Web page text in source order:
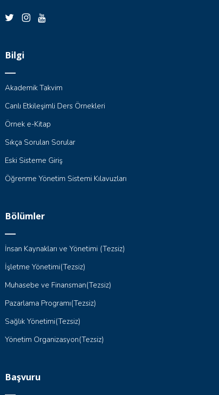
Bilgi
Akademik Takvim
Canlı Etkileşimli Ders Örnekleri
Örnek e-Kitap
Sıkça Sorulan Sorular
Eski Sisteme Giriş
Öğrenme Yönetim Sistemi Kılavuzları
Bölümler
İnsan Kaynakları ve Yönetimi (Tezsiz)
İşletme Yönetimi(Tezsiz)
Muhasebe ve Finansman(Tezsiz)
Pazarlama Programı(Tezsiz)
Sağlık Yönetimi(Tezsiz)
Yönetim Organizasyon(Tezsiz)
Başvuru